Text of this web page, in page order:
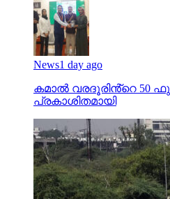
News1 day ago
കമാൽ വരദൂരിൻ്റെ
പ്രകാശിതമായി